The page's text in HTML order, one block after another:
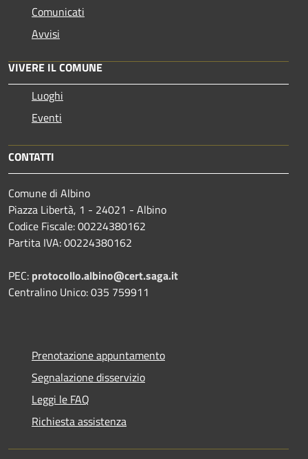
Comunicati
Avvisi
VIVERE IL COMUNE
Luoghi
Eventi
CONTATTI
Comune di Albino
Piazza Libertà, 1 - 24021 - Albino
Codice Fiscale: 00224380162
Partita IVA: 00224380162
PEC: protocollo.albino@cert.saga.it
Centralino Unico: 035 759911
Prenotazione appuntamento
Segnalazione disservizio
Leggi le FAQ
Richiesta assistenza